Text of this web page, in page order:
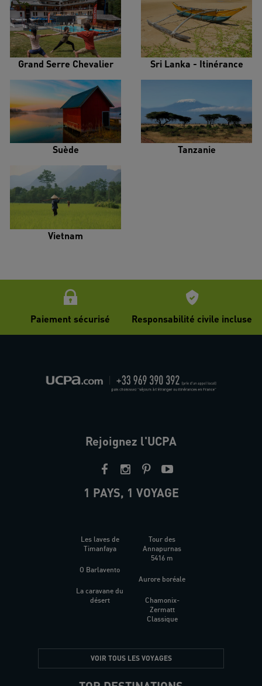
Grand Serre Chevalier Sri Lanka - Itinérance
Suède Tanzanie
Vietnam
Paiement sécurisé Responsabilité civile incluse
Rejoignez l'UCPA
1 PAYS, 1 VOYAGE
Les laves de
Timanfaya
O Barlavento
La caravane du
désert
Tour des
Annapurnas
5416 m
Aurore boréale
Chamonix-
Zermatt
Classique
VOIR TOUS LES VOYAGES